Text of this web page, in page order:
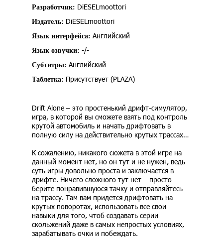
Разработчик: DiESELmoottori
Издатель: DiESELmoottori
Язык интерфейса: Английский
Язык озвучки: -/-
Субтитры: Английский
Таблетка: Присутствует (PLAZA)
Drift Alone – это простенький дрифт-симулятор,
игра, в которой вы сможете взять под контроль
крутой автомобиль и начать дрифтовать в
полную силу на действительно крутых трассах…
К сожалению, никакого сюжета в этой игре на
данный момент нет, но он тут и не нужен, ведь
суть игры довольно проста и заключается в
дрифте. Ничего сложного тут нет – просто
берите понравившуюся тачку и отправляйтесь
на трассу. Там вам придется дрифтовать на
крутых поворотах, использовать все свои
навыки для того, чтоб создавать серии
скольжений даже в самых непростых условиях,
зарабатывать очки и побеждать.